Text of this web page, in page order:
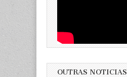
OUTRAS NOTICIAS